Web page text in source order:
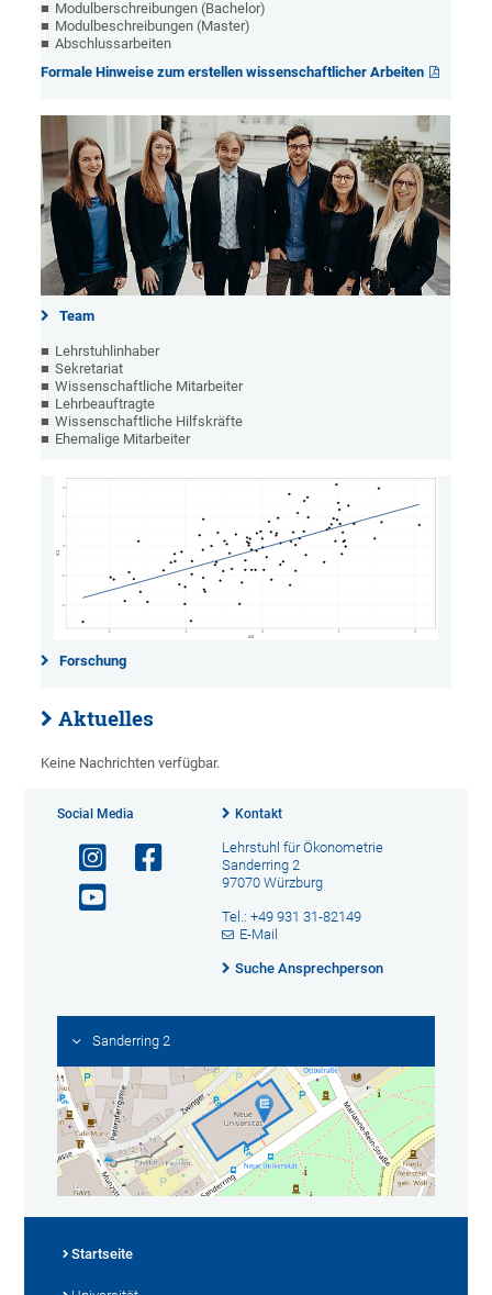
Modulberschreibungen (Bachelor)
Modulbeschreibungen (Master)
Abschlussarbeiten
Formale Hinweise zum erstellen wissenschaftlicher Arbeiten
Team
Lehrstuhlinhaber
Sekretariat
Wissenschaftliche Mitarbeiter
Lehrbeauftragte
Wissenschaftliche Hilfskräfte
Ehemalige Mitarbeiter
Forschung
Aktuelles
Keine Nachrichten verfügbar.
Social Media Kontakt
Lehrstuhl für Ökonometrie
Sanderring 2
97070 Würzburg
Tel.: +49 931 31-82149
E-Mail
Suche Ansprechperson
Sanderring 2
Startseite